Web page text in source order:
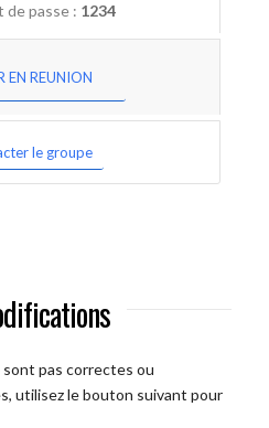
de passe : 1234
EN REUNION
le groupe
pas correctes ou
utilisez le bouton suivant pour